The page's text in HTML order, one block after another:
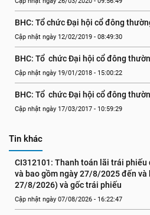
BHC: Tổ chức Đại hội cổ đông
Cập nhật ngày 12/02/2019 - 08:49:30
BHC: Tổ  chức Đại hội cổ đông
Cập nhật ngày 19/01/2018 - 15:00:22
BHC: Tổ  chức Đại hội cổ đông
Cập nhật ngày 17/03/2017 - 10:59:29
Tin khác
CI312101: Thanh toán lãi trái
và bao gồm ngày 27/8/2025 đến và
27/8/2026) và gốc trái phiếu
Cập nhật ngày 07/08/2026 - 16:22:47